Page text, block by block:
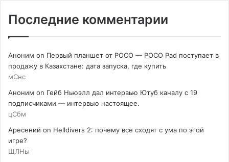
Последние комментарии
Аноним on Первый планшет от POCO — POCO Pad поступает в
продажу в Казахстане: дата запуска, где купить
мСнс
Аноним on Гейб Ньюэлл дал интервью Ютуб каналу с 19
подписчиками — интервью настоящее.
цСбм
Аресений on Helldivers 2: почему все сходят с ума по этой
игре?
ЩЛНы